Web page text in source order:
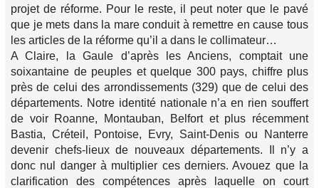
projet de réforme. Pour le reste, il peut noter que le pavé
que je mets dans la mare conduit à remettre en cause tous
les articles de la réforme qu’il a dans le collimateur…
A Claire, la Gaule d’après les Anciens, comptait une
soixantaine de peuples et quelque 300 pays, chiffre plus
près de celui des arrondissements (329) que de celui des
départements. Notre identité nationale n’a en rien souffert
de voir Roanne, Montauban, Belfort et plus récemment
Bastia, Créteil, Pontoise, Evry, Saint-Denis ou Nanterre
devenir chefs-lieux de nouveaux départements. Il n’y a
donc nul danger à multiplier ces derniers. Avouez que la
clarification des compétences après laquelle on court